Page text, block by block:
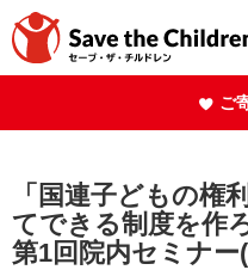
ご
「国連子どもの権
てできる制度を作
第1回院内セミナー